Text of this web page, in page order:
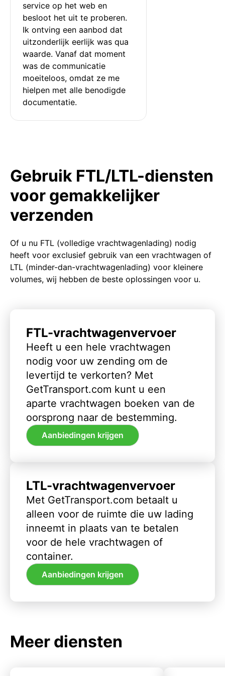
service op het web en
besloot het uit te proberen.
Ik ontving een aanbod dat
uitzonderlijk eerlijk was qua
waarde. Vanaf dat moment
was de communicatie
moeiteloos, omdat ze me
hielpen met alle benodigde
documentatie.
Gebruik FTL/LTL-diensten
voor gemakkelijker
verzenden
Of u nu FTL (volledige vrachtwagenlading) nodig
heeft voor exclusief gebruik van een vrachtwagen of
LTL (minder-dan-vrachtwagenlading) voor kleinere
volumes, wij hebben de beste oplossingen voor u.
FTL-vrachtwagenvervoer
Heeft u een hele vrachtwagen
nodig voor uw zending om de
levertijd te verkorten? Met
GetTransport.com kunt u een
aparte vrachtwagen boeken van de
oorsprong naar de bestemming.
Aanbiedingen krijgen
LTL-vrachtwagenvervoer
Met GetTransport.com betaalt u
alleen voor de ruimte die uw lading
inneemt in plaats van te betalen
voor de hele vrachtwagen of
container.
Aanbiedingen krijgen
Meer diensten